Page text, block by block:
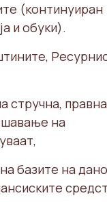
(континуиран
и обуки).
стручна,
на
базите на